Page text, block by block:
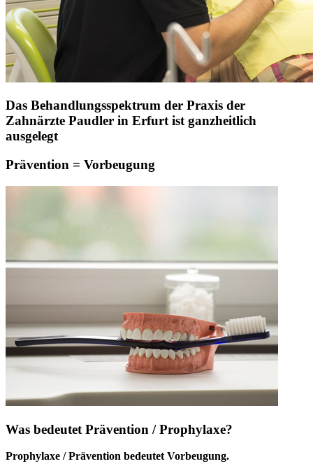
Das Behandlungsspektrum der Praxis der
Zahnärzte Paudler in Erfurt ist ganzheitlich
ausgelegt
Prävention = Vorbeugung
Was bedeutet Prävention / Prophylaxe?
Prophylaxe / Prävention bedeutet Vorbeugung.